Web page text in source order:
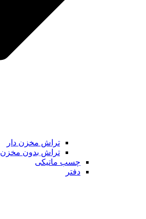
تراش مخزن دار
تراش بدون مخزن
چسب ماتیکی
دفتر